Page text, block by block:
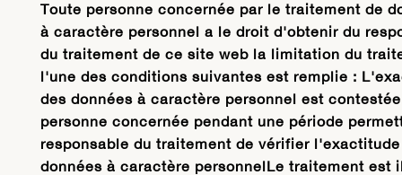
Toute personne concernée par le traitement de
à caractère personnel a le droit d'obtenir du
du traitement de ce site web la limitation du
l'une des conditions suivantes est remplie :
des données à caractère personnel est
personne concernée pendant une période
responsable du traitement de vérifier
données à caractère personnelLe traitement est